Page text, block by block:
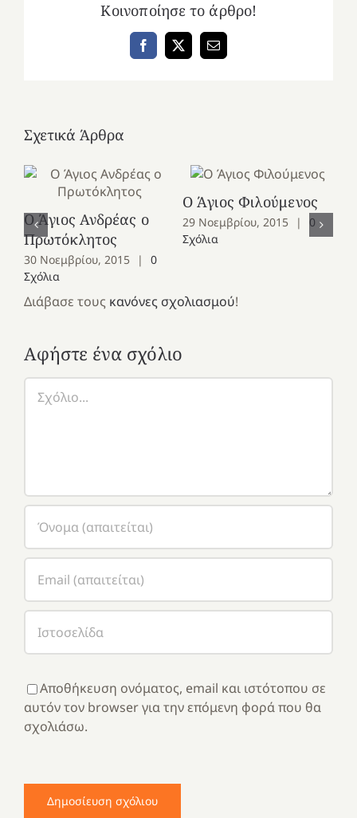
Κοινοποίησε το άρθρο!
Facebook
X Email
Σχετικά Άρθρα
Ο Άγιος Ανδρέας ο
Πρωτόκλητος
30 Νοεμβρίου, 2015 |
0
Σχόλια
Ο Άγιος Φιλούμενος
29 Νοεμβρίου, 2015 |
0
Σχόλια
Διάβασε τους κανόνες σχολιασμού!
Αφήστε ένα σχόλιο
Αποθήκευση ονόματος, email και ιστότοπου σε
αυτόν τον browser για την επόμενη φορά που θα
σχολιάσω.